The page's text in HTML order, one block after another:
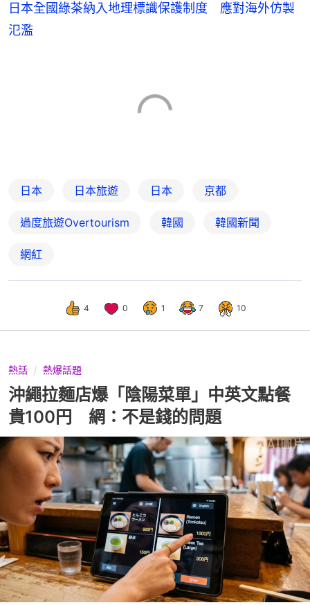
日本全國綠茶納入地理標識保護制度 應對海外仿製
氾濫
日本 日本旅遊 日本 京都
過度旅遊Overtourism 韓國 韓國新聞
網紅
4 0 1 7 10
熱話 熱爆話題
沖繩拉麵店爆「陰陽菜單」中英文點餐
貴100円 網：不是錢的問題